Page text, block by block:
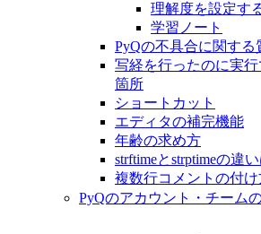
理解度を設定す
学習ノート
PyQの不具合に関する
写経を行ったのに実
箇所
ショートカット
エディタの補完機能
年齢の求め方
strftimeとstrptimeの違
複数行コメントの付け
PyQのアカウント・チーム